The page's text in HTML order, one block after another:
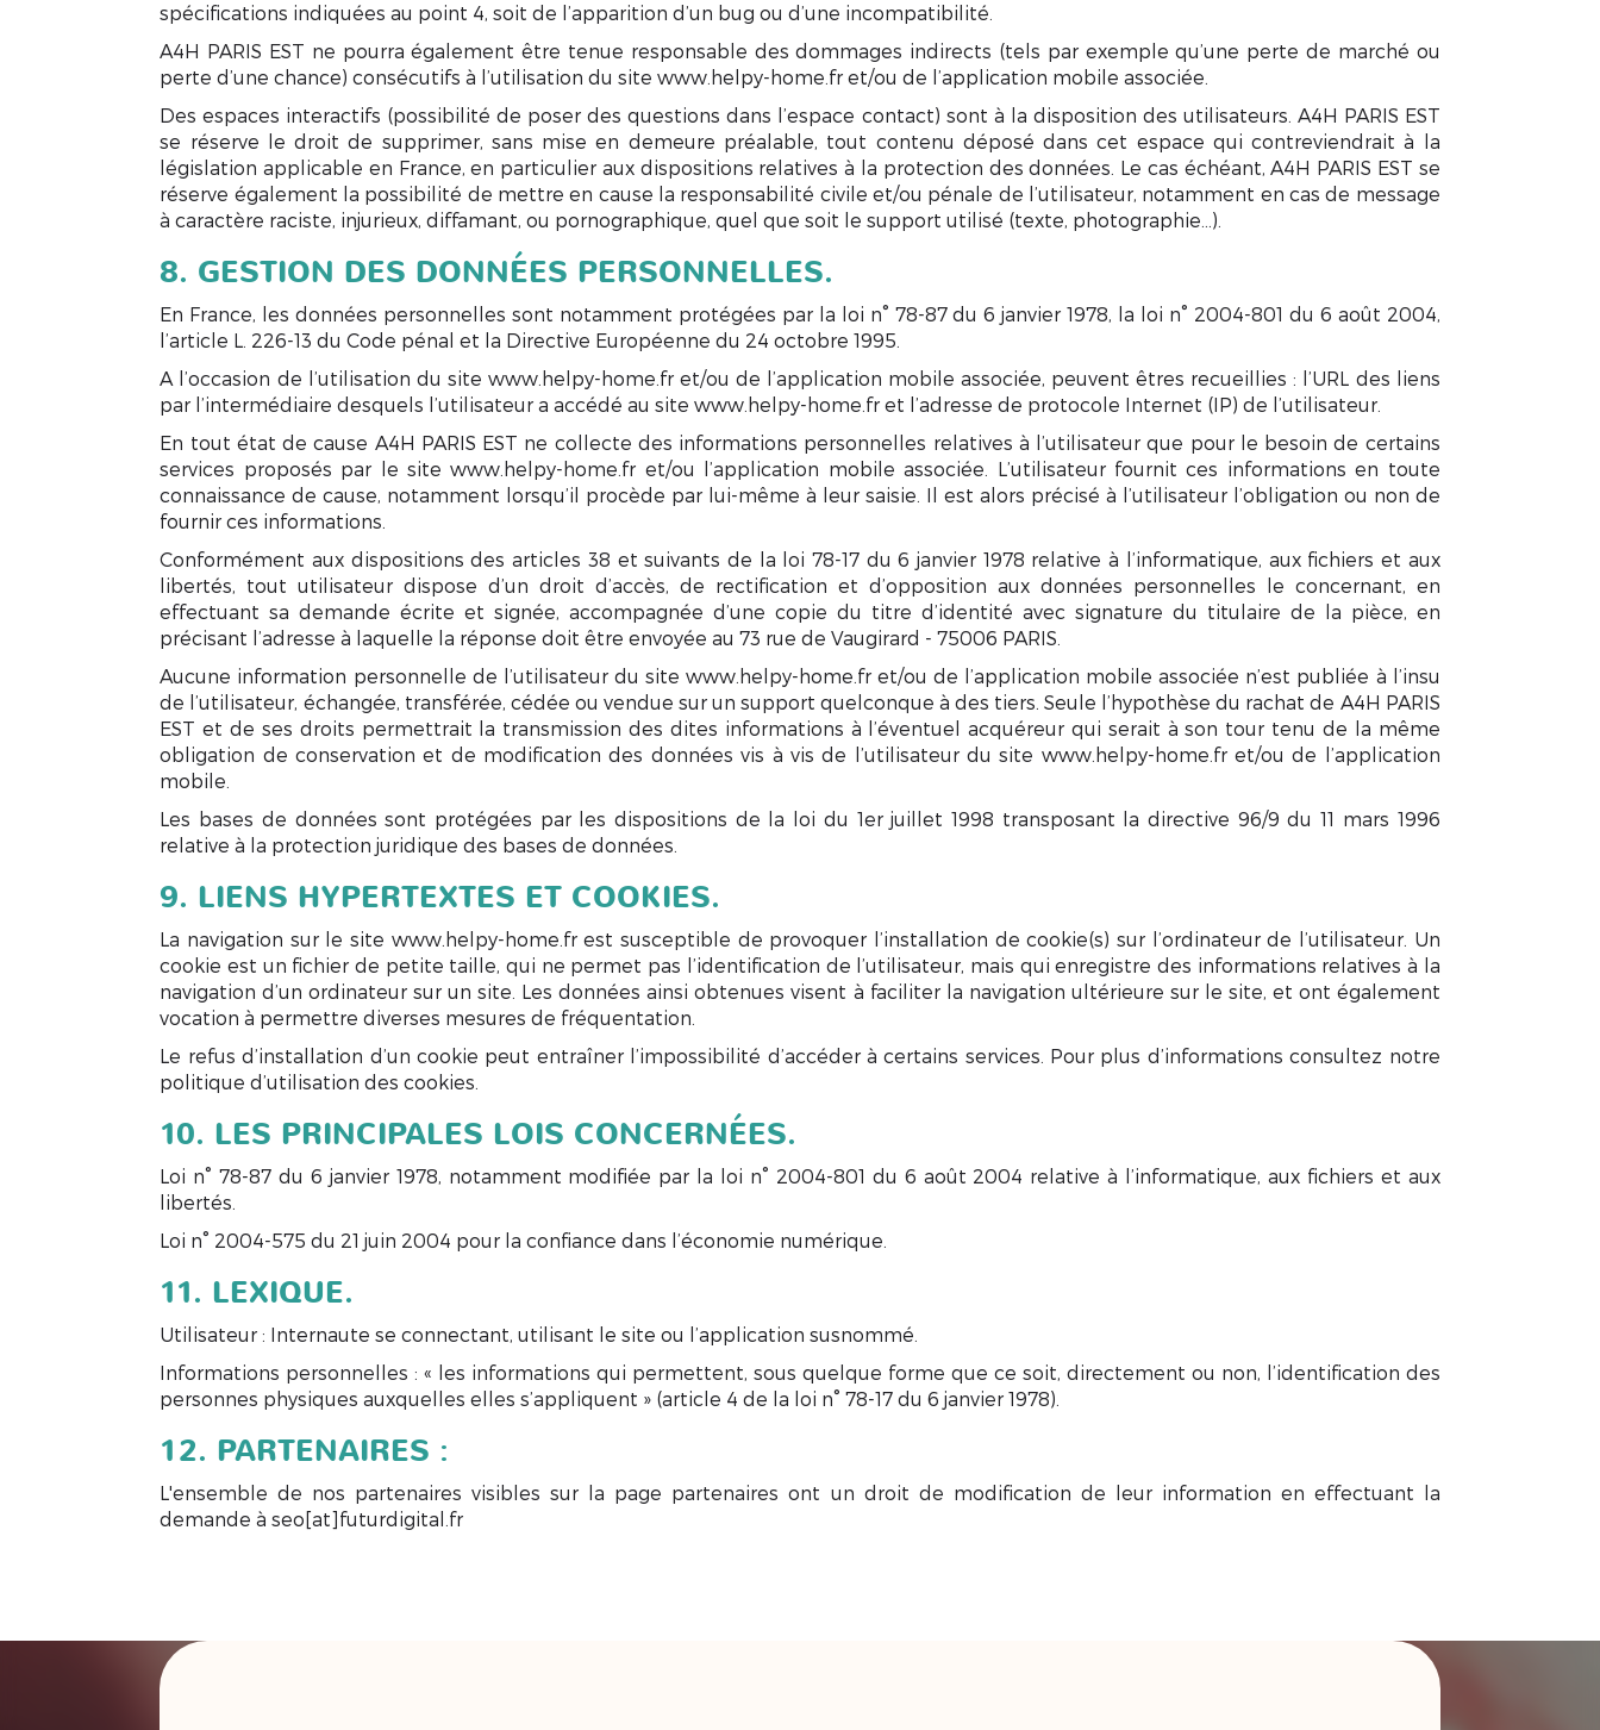
MENTIONS LÉGALES
Appelez-nous Devis gratuit
spécifications indiquées au point 4, soit de l’apparition d’un bug ou d’une incompatibilité.
A4H PARIS EST ne pourra également être tenue responsable des dommages indirects (tels par exemple qu’une perte de marché ou
perte d’une chance) consécutifs à l’utilisation du site www.helpy-home.fr et/ou de l’application mobile associée.
Des espaces interactifs (possibilité de poser des questions dans l’espace contact) sont à la disposition des utilisateurs. A4H PARIS EST
se réserve le droit de supprimer, sans mise en demeure préalable, tout contenu déposé dans cet espace qui contreviendrait à la
législation applicable en France, en particulier aux dispositions relatives à la protection des données. Le cas échéant, A4H PARIS EST se
réserve également la possibilité de mettre en cause la responsabilité civile et/ou pénale de l’utilisateur, notamment en cas de message
à caractère raciste, injurieux, diffamant, ou pornographique, quel que soit le support utilisé (texte, photographie…).
8. GESTION DES DONNÉES PERSONNELLES.
En France, les données personnelles sont notamment protégées par la loi n° 78-87 du 6 janvier 1978, la loi n° 2004-801 du 6 août 2004,
l’article L. 226-13 du Code pénal et la Directive Européenne du 24 octobre 1995.
A l’occasion de l’utilisation du site www.helpy-home.fr et/ou de l’application mobile associée, peuvent êtres recueillies : l’URL des liens
par l’intermédiaire desquels l’utilisateur a accédé au site www.helpy-home.fr et l’adresse de protocole Internet (IP) de l’utilisateur.
En tout état de cause A4H PARIS EST ne collecte des informations personnelles relatives à l’utilisateur que pour le besoin de certains
services proposés par le site www.helpy-home.fr et/ou l’application mobile associée. L’utilisateur fournit ces informations en toute
connaissance de cause, notamment lorsqu’il procède par lui-même à leur saisie. Il est alors précisé à l’utilisateur l’obligation ou non de
fournir ces informations.
Conformément aux dispositions des articles 38 et suivants de la loi 78-17 du 6 janvier 1978 relative à l’informatique, aux fichiers et aux
libertés, tout utilisateur dispose d’un droit d’accès, de rectification et d’opposition aux données personnelles le concernant, en
effectuant sa demande écrite et signée, accompagnée d’une copie du titre d’identité avec signature du titulaire de la pièce, en
précisant l’adresse à laquelle la réponse doit être envoyée au 73 rue de Vaugirard - 75006 PARIS.
Aucune information personnelle de l’utilisateur du site www.helpy-home.fr et/ou de l’application mobile associée n’est publiée à l’insu
de l’utilisateur, échangée, transférée, cédée ou vendue sur un support quelconque à des tiers. Seule l’hypothèse du rachat de A4H PARIS
EST et de ses droits permettrait la transmission des dites informations à l’éventuel acquéreur qui serait à son tour tenu de la même
obligation de conservation et de modification des données vis à vis de l’utilisateur du site www.helpy-home.fr et/ou de l’application
mobile.
Les bases de données sont protégées par les dispositions de la loi du 1er juillet 1998 transposant la directive 96/9 du 11 mars 1996
relative à la protection juridique des bases de données.
9. LIENS HYPERTEXTES ET COOKIES.
La navigation sur le site www.helpy-home.fr est susceptible de provoquer l’installation de cookie(s) sur l’ordinateur de l’utilisateur. Un
cookie est un fichier de petite taille, qui ne permet pas l’identification de l’utilisateur, mais qui enregistre des informations relatives à la
navigation d’un ordinateur sur un site. Les données ainsi obtenues visent à faciliter la navigation ultérieure sur le site, et ont également
vocation à permettre diverses mesures de fréquentation.
Le refus d’installation d’un cookie peut entraîner l’impossibilité d’accéder à certains services. Pour plus d’informations consultez notre
politique d’utilisation des cookies
10. LES PRINCIPALES LOIS CONCERNÉES.
Loi n° 78-87 du 6 janvier 1978, notamment modifiée par la loi n° 2004-801 du 6 août 2004 relative à l’informatique, aux fichiers et aux
libertés.
Loi n° 2004-575 du 21 juin 2004 pour la confiance dans l’économie numérique.
11. LEXIQUE.
Utilisateur : Internaute se connectant, utilisant le site ou l’application susnommé.
Informations personnelles : « les informations qui permettent, sous quelque forme que ce soit, directement ou non, l’identification des
personnes physiques auxquelles elles s’appliquent » (article 4 de la loi n° 78-17 du 6 janvier 1978).
12. PARTENAIRES :
L'ensemble de nos partenaires visibles sur la page partenaires ont un droit de modification de leur information en effectuant la
demande à seo[at]futurdigital.fr